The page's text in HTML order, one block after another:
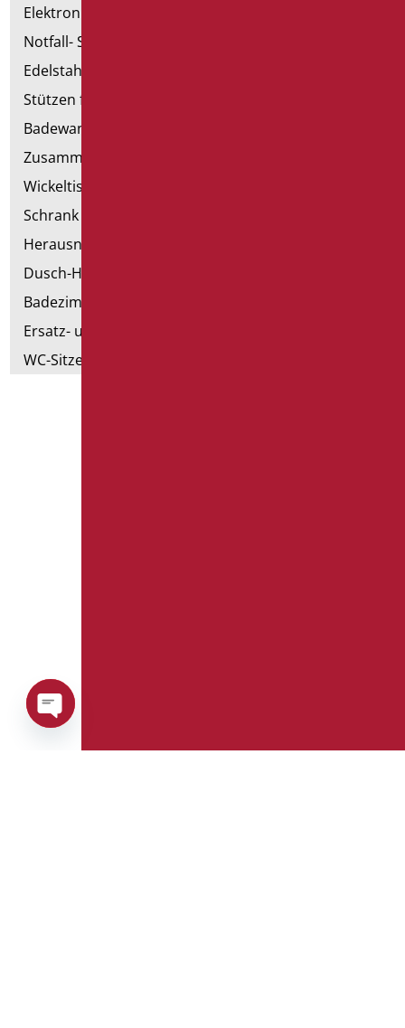
Elektronische Handtrockner
Notfall- Sanitärartikel
Edelstahl-Sanitär
Stützen für Trockenbau
Badewannen mit Tür
Zusammenstellbare Handläufe
Wickeltische
Schrank mit Sessel
Herausnehmbare Hilfsmittel
Dusch-Hocker
Badezimmer Etikette
Ersatz- und Kleinteile
WC-Sitze